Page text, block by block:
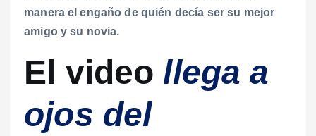
manera el engaño de quién decía ser su mejor
amigo y su novia.
El video llega a
ojos del